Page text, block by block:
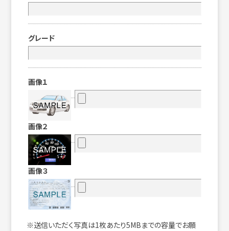
グレード
画像１
画像２
画像３
※送信いただく写真は1枚あたり5MBまでの容量でお願